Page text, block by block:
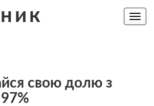
Toggle
свою долю з